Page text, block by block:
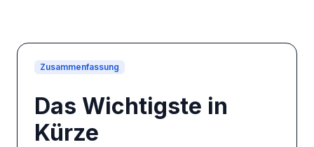
Zusammenfassung
Das Wichtigste in
Kürze